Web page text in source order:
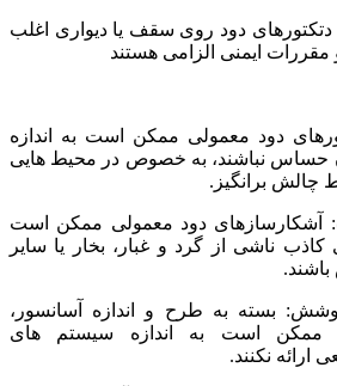
دود روی سقف یا دیواری اغلب
ایمنی الزامی هستند
دود معمولی ممکن است به اندازه
حساس نباشند، به خصوص در محیط هایی
چالش برانگیز.
دود معمولی ممکن است
ناشی از گرد و غبار، بخار یا سایر
بسته به طرح و اندازه آسانسور،
ممکن است به اندازه سیستم های
نکنند.